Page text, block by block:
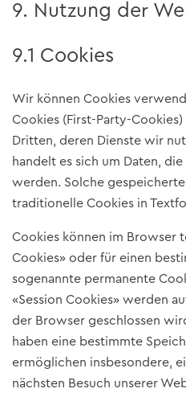
9. Nutzung der
9.1 Cookies
Wir können Cookies
Cookies (First-Party-
Dritten, deren Dienste wir
handelt es sich um Daten,
werden. Solche
traditionelle Cookies in
Cookies können im Browser
Cookies» oder für einen
sogenannte permanente
«Session Cookies» werden
der Browser geschlossen
haben eine bestimmte
ermöglichen insbesondere,
nächsten Besuch unserer